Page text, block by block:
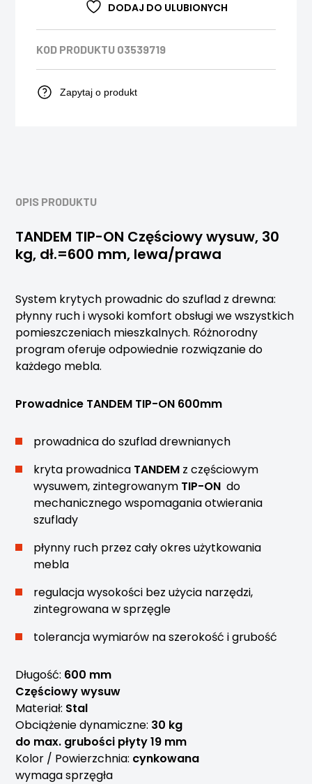
DODAJ DO ULUBIONYCH
KOD PRODUKTU 03539719
Zapytaj o produkt
OPIS PRODUKTU
TANDEM TIP-ON Częściowy wysuw, 30
kg, dł.=600 mm, lewa/prawa
System krytych prowadnic do szuflad z drewna:
płynny ruch i wysoki komfort obsługi we wszystkich
pomieszczeniach mieszkalnych. Różnorodny
program oferuje odpowiednie rozwiązanie do
każdego mebla.
Prowadnice TANDEM TIP-ON 600mm
prowadnica do szuflad drewnianych
kryta prowadnica TANDEM z częściowym
wysuwem, zintegrowanym TIP-ONdo
mechanicznego wspomagania otwierania
szuflady
płynny ruch przez cały okres użytkowania
mebla
regulacja wysokości bez użycia narzędzi,
zintegrowana w sprzęgle
tolerancja wymiarów na szerokość i grubość
Długość: 600 mm
Częściowy wysuw
Materiał: Stal
Obciążenie dynamiczne: 30 kg
do max. grubości płyty 19 mm
Kolor / Powierzchnia: cynkowana
wymaga sprzęgła